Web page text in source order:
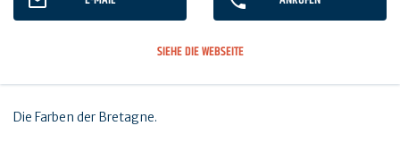
SIEHE DIE WEBSEITE
Die Farben der Bretagne.